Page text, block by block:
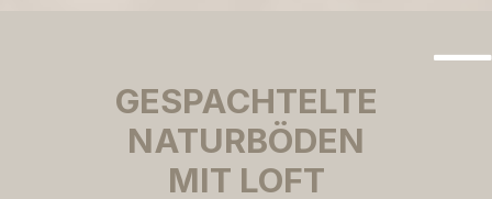
GESPACHTELTE
NATURBÖDEN
MIT LOFT